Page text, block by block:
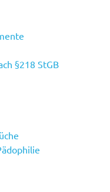
§218 StGB